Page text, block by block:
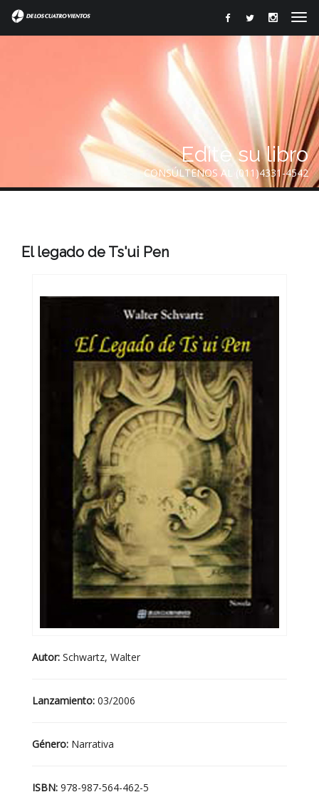
Edite su libro
CONSÚLTENOS AL (011)4331-4542
El legado de Ts'ui Pen
Autor: Schwartz, Walter
Lanzamiento: 03/2006
Género: Narrativa
ISBN: 978-987-564-462-5